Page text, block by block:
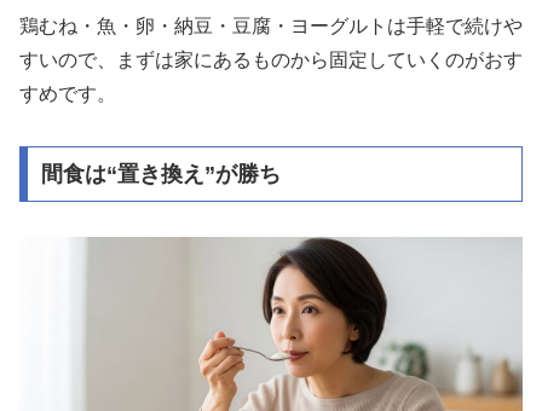
鶏むね・魚・卵・納豆・豆腐・ヨーグルトは手軽で続けや
すいので、まずは家にあるものから固定していくのがおす
すめです。
間食は“置き換え”が勝ち